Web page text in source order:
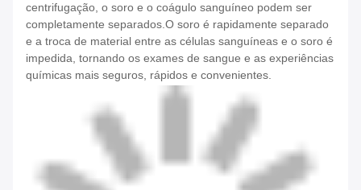
centrifugação, o soro e o coágulo sanguíneo podem ser
completamente separados.O soro é rapidamente separado
e a troca de material entre as células sanguíneas e o soro é
impedida, tornando os exames de sangue e as experiências
químicas mais seguros, rápidos e convenientes.